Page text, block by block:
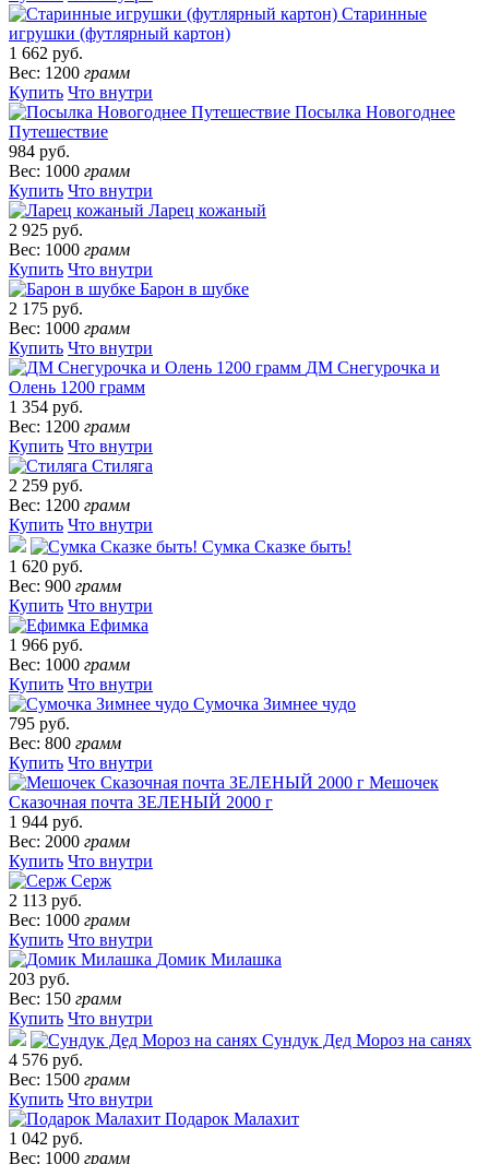
Старинные
игрушки (футлярный картон)
1 662 руб.
Вес: 1200 грамм
Купить Что внутри
Посылка Новогоднее
Путешествие
984 руб.
Вес: 1000 грамм
Купить Что внутри
Ларец кожаный
2 925 руб.
Вес: 1000 грамм
Купить Что внутри
Барон в шубке
2 175 руб.
Вес: 1000 грамм
Купить Что внутри
ДМ Снегурочка и
Олень 1200 грамм
1 354 руб.
Вес: 1200 грамм
Купить Что внутри
Стиляга
2 259 руб.
Вес: 1200 грамм
Купить Что внутри
Сумка Сказке быть!
1 620 руб.
Вес: 900 грамм
Купить Что внутри
Ефимка
1 966 руб.
Вес: 1000 грамм
Купить Что внутри
Сумочка Зимнее чудо
795 руб.
Вес: 800 грамм
Купить Что внутри
Мешочек
Сказочная почта ЗЕЛЕНЫЙ 2000 г
1 944 руб.
Вес: 2000 грамм
Купить Что внутри
Серж
2 113 руб.
Вес: 1000 грамм
Купить Что внутри
Домик Милашка
203 руб.
Вес: 150 грамм
Купить Что внутри
Сундук Дед Мороз на санях
4 576 руб.
Вес: 1500 грамм
Купить Что внутри
Подарок Малахит
1 042 руб.
Вес: 1000 грамм